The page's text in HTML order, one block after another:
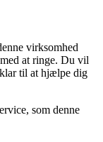
virksomhed
at ringe. Du vil
til at hjælpe dig
som denne